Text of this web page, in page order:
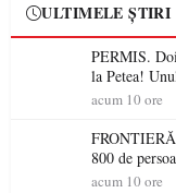
ULTIMELE ȘTIRI
PERMIS.
la Petea!
niciodată
acum 10 ore
800 de
acum 10 ore